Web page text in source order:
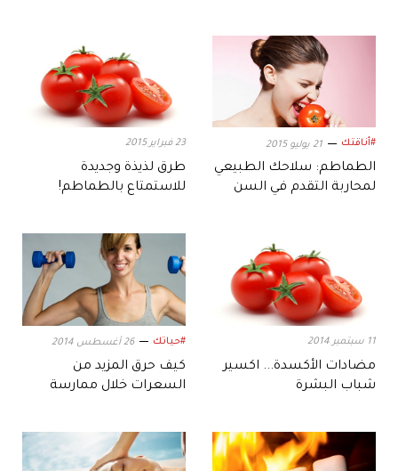
#أناقتك 21 يوليو 2015
الطماطم: سلاحك الطبيعي
لمحاربة التقدم في السن
23 فبراير 2015
طرق لذيذة وجديدة
للاستمتاع بالطماطم!
11 سبتمبر 2014
مضادات الأكسدة... اكسير
شباب البشرة
#حياتك 26 أغسطس 2014
كيف حرق المزيد من
السعرات خلال ممارسة